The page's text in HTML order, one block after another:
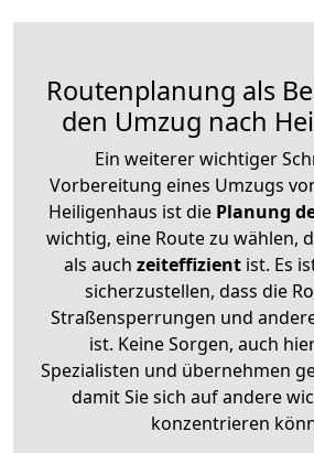
Routenplanung als
den Umzug nach
Ein weiterer wichtiger
Vorbereitung eines Umzugs
Heiligenhaus ist die Planung
wichtig, eine Route zu wählen,
als auch zeiteffizientist. Es
sicherzustellen, dass die
Straßensperrungen und
ist. Keine Sorgen, auch
Spezialisten und übernehmen
damit Sie sich auf andere
konzentrieren